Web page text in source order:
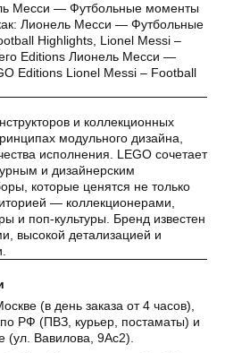
Месси — Футбольные моменты
Лионель Месси — Футбольные
Highlights, Lionel Messi –
Editions Лионель Месси —
Editions Lionel Messi – Football
и коллекционных
модульного дизайна,
исполнения. LEGO сочетает
и дизайнерским
которые ценятся не только
— коллекционерами,
и поп-культуры. Бренд известен
высокой детализацией и
(в день заказа от 4 часов),
РФ (ПВЗ, курьер, постаматы) и
(ул. Вавилова, 9Ас2).